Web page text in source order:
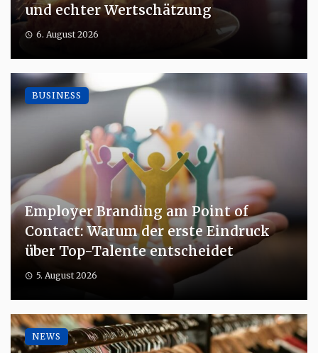
und echter Wertschätzung
6. August 2026
Employer Branding am Point of
Contact: Warum der erste Eindruck
über Top-Talente entscheidet
5. August 2026
BUSINESS
NEWS